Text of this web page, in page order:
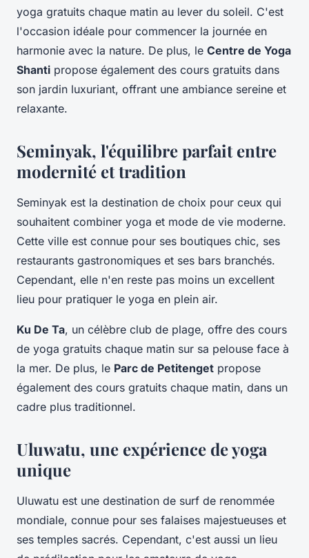
yoga gratuits chaque matin au lever du soleil. C'est
l'occasion idéale pour commencer la journée en
harmonie avec la nature. De plus, le Centre de Yoga
Shanti propose également des cours gratuits dans
son jardin luxuriant, offrant une ambiance sereine et
relaxante.
Seminyak, l'équilibre parfait entre
modernité et tradition
Seminyak est la destination de choix pour ceux qui
souhaitent combiner yoga et mode de vie moderne.
Cette ville est connue pour ses boutiques chic, ses
restaurants gastronomiques et ses bars branchés.
Cependant, elle n'en reste pas moins un excellent
lieu pour pratiquer le yoga en plein air.
Ku De Ta, un célèbre club de plage, offre des cours
de yoga gratuits chaque matin sur sa pelouse face à
la mer. De plus, le Parc de Petitenget propose
également des cours gratuits chaque matin, dans un
cadre plus traditionnel.
Uluwatu, une expérience de yoga
unique
Uluwatu est une destination de surf de renommée
mondiale, connue pour ses falaises majestueuses et
ses temples sacrés. Cependant, c'est aussi un lieu